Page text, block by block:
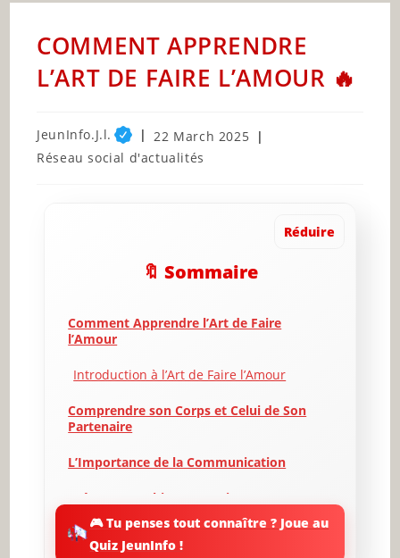
COMMENT APPRENDRE
L’ART DE FAIRE L’AMOUR 🔥
Post
author:
JeunInfo.J.l.
Post
published:
22 March 2025
Post
Réseau social d'actualités
Réduire
🔖 Sommaire
Comment Apprendre l’Art de Faire
l’Amour
Introduction à l’Art de Faire l’Amour
Comprendre son Corps et Celui de Son
Partenaire
L’Importance de la Communication
Créer une Ambiance Propice
Les Techniques et Positions Sexuelles
🎮 Tu penses tout connaître ? Joue au
Quiz JeunInfo !